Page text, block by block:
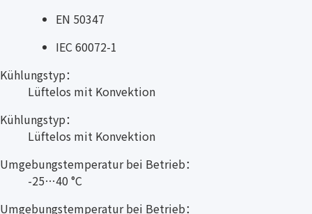
EN 50347
IEC 60072-1
Kühlungstyp：
Lüftelos mit Konvektion
Kühlungstyp：
Lüftelos mit Konvektion
Umgebungstemperatur bei Betrieb：
-25…40 °C
Umgebungstemperatur bei Betrieb：